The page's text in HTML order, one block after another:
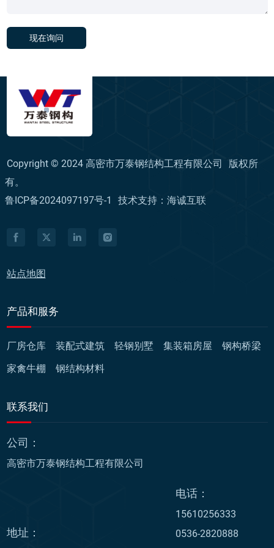
现在询问
Copyright © 2024 高密市万泰钢结构工程有限公司
版权所
有。
鲁ICP备2024097197号-1
技术支持：海诚互联
站点地图
产品和服务
厂房仓库 装配式建筑 轻钢别墅 集装箱房屋
钢构桥梁
家禽牛棚
钢结构材料
联系我们
公司：
高密市万泰钢结构工程有限公司
地址：
电话：
15610256333
0536-2820888